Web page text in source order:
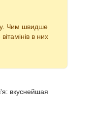
Чим швидше
в них